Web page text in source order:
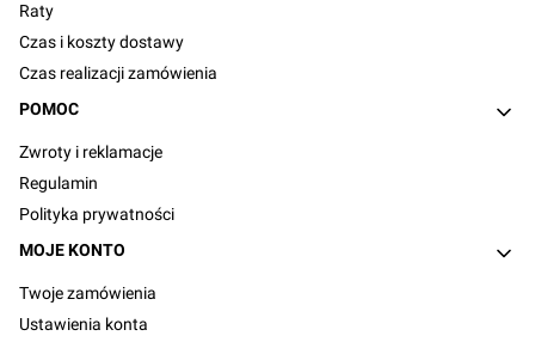
Raty
Czas i koszty dostawy
Czas realizacji zamówienia
POMOC
Zwroty i reklamacje
Regulamin
Polityka prywatności
MOJE KONTO
Twoje zamówienia
Ustawienia konta